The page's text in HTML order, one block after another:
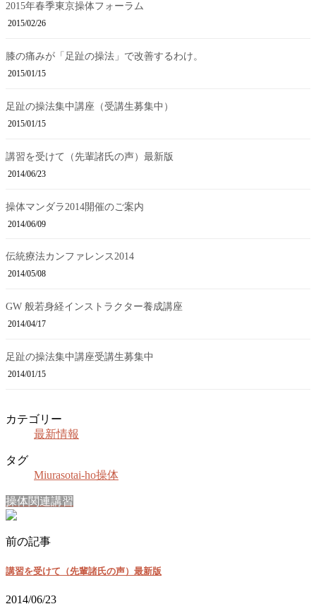
2015年春季東京操体フォーラム
2015/02/26
膝の痛みが「足趾の操法」で改善するわけ。
2015/01/15
足趾の操法集中講座（受講生募集中）
2015/01/15
講習を受けて（先輩諸氏の声）最新版
2014/06/23
操体マンダラ2014開催のご案内
2014/06/09
伝統療法カンファレンス2014
2014/05/08
GW 般若身経インストラクター養成講座
2014/04/17
足趾の操法集中講座受講生募集中
2014/01/15
カテゴリー
最新情報
タグ
Miurasotai-ho操体
操体関連講習
前の記事
講習を受けて（先輩諸氏の声）最新版
2014/06/23